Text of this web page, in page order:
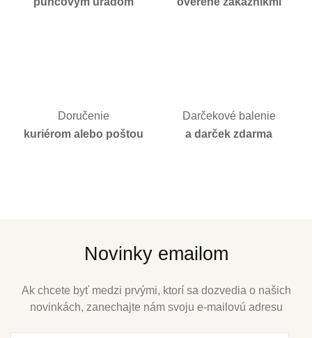
Doručenie
kuriérom alebo poštou
Darčekové balenie
a darček zdarma
Novinky emailom
Ak chcete byť medzi prvými, ktorí sa dozvedia o našich
novinkách, zanechajte nám svoju e-mailovú adresu